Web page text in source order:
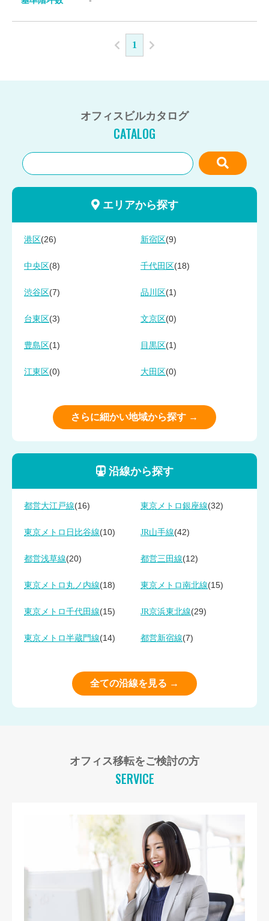
1
オフィスビルカタログ
CATALOG
エリアから探す
港区 (26) 新宿区 (9)
中央区 (8) 千代田区 (18)
渋谷区 (7) 品川区 (1)
台東区 (3) 文京区 (0)
豊島区 (1) 目黒区 (1)
江東区 (0) 大田区 (0)
さらに細かい地域から探す →
沿線から探す
都営大江戸線(16) 東京メトロ銀座線(32)
東京メトロ日比谷線(10) JR山手線(42)
都営浅草線(20) 都営三田線(12)
東京メトロ丸ノ内線(18) 東京メトロ南北線(15)
東京メトロ千代田線(15) JR京浜東北線(29)
東京メトロ半蔵門線(14) 都営新宿線(7)
全ての沿線を見る →
オフィス移転をご検討の方
SERVICE